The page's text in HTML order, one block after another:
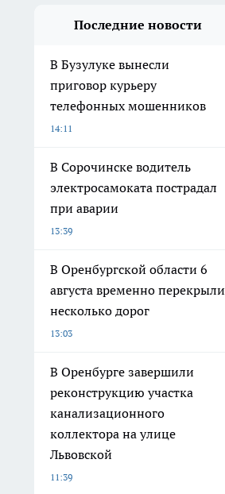
Последние новости
В Бузулуке вынесли
приговор курьеру
телефонных мошенников
14:11
В Сорочинске водитель
электросамоката пострадал
при аварии
13:39
В Оренбургской области 6
августа временно перекрыли
несколько дорог
13:03
В Оренбурге завершили
реконструкцию участка
канализационного
коллектора на улице
Львовской
11:39